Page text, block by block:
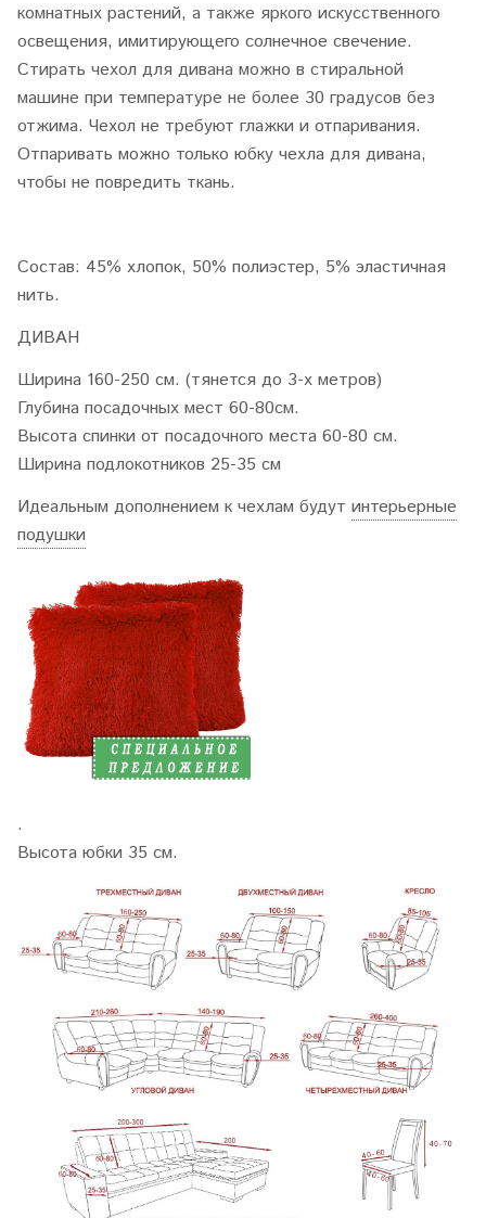
комнатных растений, а также яркого искусственного
освещения, имитирующего солнечное свечение.
Стирать чехол для дивана можно в стиральной
машине при температуре не более 30 градусов без
отжима. Чехол не требуют глажки и отпаривания.
Отпаривать можно только юбку чехла для дивана,
чтобы не повредить ткань.
Состав: 45% хлопок, 50% полиэстер, 5% эластичная
нить.
ДИВАН
Ширина 160-250 см. (тянется до 3-х метров)
Глубина посадочных мест 60-80см.
Высота спинки от посадочного места 60-80 см.
Ширина подлокотников 25-35 см
Идеальным дополнением к чехлам будут интерьерные
подушки
.
Высота юбки 35 см.